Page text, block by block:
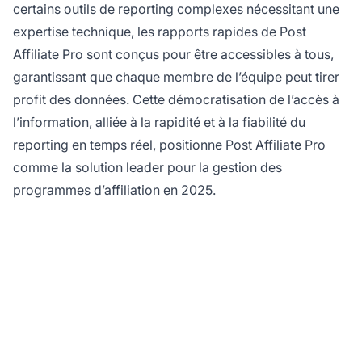
certains outils de reporting complexes nécessitant une
expertise technique, les rapports rapides de Post
Affiliate Pro sont conçus pour être accessibles à tous,
garantissant que chaque membre de l’équipe peut tirer
profit des données. Cette démocratisation de l’accès à
l’information, alliée à la rapidité et à la fiabilité du
reporting en temps réel, positionne Post Affiliate Pro
comme la solution leader pour la gestion des
programmes d’affiliation en 2025.